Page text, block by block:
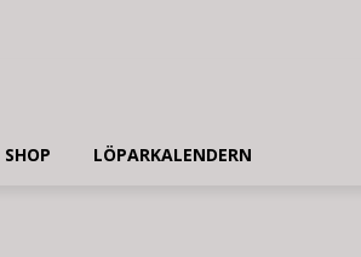
SHOP LÖPARKALENDERN